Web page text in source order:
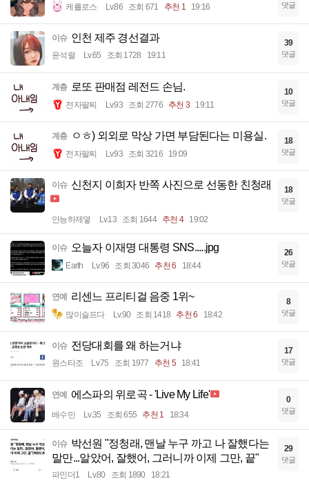
케를로스 Lv.86 조회 671 추천 1 19:16 댓글
이슈 인천 제주 경선결과
윤석렬 Lv.65 조회 1728 19:11
39
댓글
계층 로또 판매점 레전드 손님.
전자팔찌 Lv.93 조회 2776 추천 3 19:11
10
댓글
계층 ㅇㅎ) 외외로 막상 가면 부담된다는 미용실.
전자팔찌 Lv.93 조회 3216 19:09
18
댓글
이슈 신천지 이희자 반쪽 사진으로 선동한 친청래
안능하제옇 Lv.13 조회 1644 추천 4 19:02
18
댓글
이슈 오늘자 이재명 대통령 SNS.....jpg
Earth Lv.96 조회 3046 추천 6 18:44
26
댓글
연예 리센느 프리티걸 음중 1위~
많이슬프다 Lv.90 조회 1418 추천 6 18:42
8
댓글
이슈 전당대회를 왜 하는거냐
원스타조 Lv.75 조회 1977 추천 5 18:41
17
댓글
연예 에스파의 위로곡 - 'Live My Life'
배수민 Lv.35 조회 655 추천 1 18:34
0
댓글
이슈 박선원 "정청래, 맨날 누구 까고 나 잘했다는
말만...알았어, 잘했어, 그러니까 이제 그만, 끝"
파인더1 Lv.80 조회 1890 18:21
29
댓글